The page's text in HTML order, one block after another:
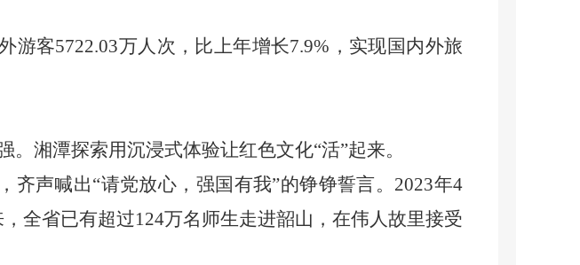
客5722.03万人次，比上年增长7.9%，实现国内外旅
湘潭探索用沉浸式体验让红色文化“活”起来。
声喊出“请党放心，强国有我”的铮铮誓言。2023年4
全省已有超过124万名师生走进韶山，在伟人故里接受